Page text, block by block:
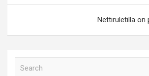
Nettiruletilla on